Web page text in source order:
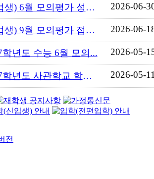
) 6월 모의평가 성적... 2026-06-
) 9월 모의평가 접수... 2026-06-
학년도 수능 6월 모의... 2026-05-
년도 사관학교 학교장... 2026-05-
전